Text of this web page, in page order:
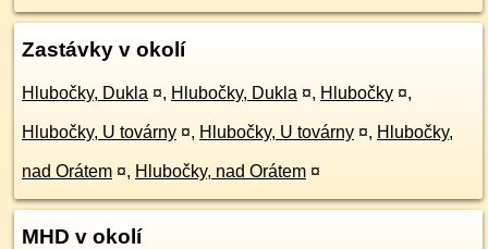
Zastávky v okolí
Hlubočky, Dukla ¤, Hlubočky, Dukla ¤, Hlubočky ¤,
Hlubočky, U továrny ¤, Hlubočky, U továrny ¤, Hlubočky,
nad Orátem ¤, Hlubočky, nad Orátem ¤
MHD v okolí